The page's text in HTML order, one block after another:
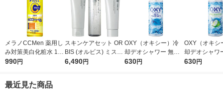
メラノCCMen 薬用し
み対策美白化粧水 170
ml ロート製薬
990円
スキンケアセット OR
BIS (オルビス) ミスタ
ー3ステップセット メ
6,490円
OXY（オキシー）冷
却デオシャワー 無香
料 200ml 1個 ロート
630円
OXY（オキシ
却デオシャワ
ッシュアップ
630円
最近見た商品